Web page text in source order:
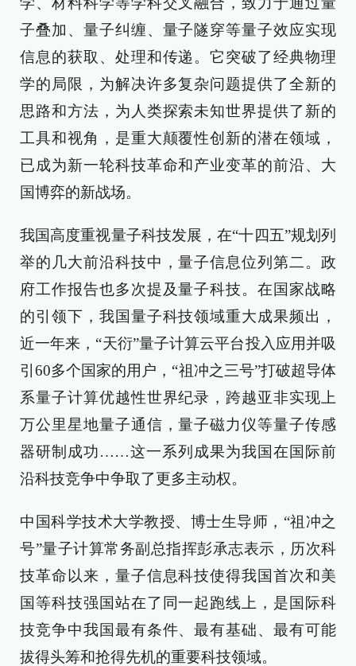
子叠加、量子纠缠、量子隧穿等量子效应实现
信息的获取、处理和传递。它突破了经典物理
学的局限，为解决许多复杂问题提供了全新的
思路和方法，为人类探索未知世界提供了新的
工具和视角，是重大颠覆性创新的潜在领域，
已成为新一轮科技革命和产业变革的前沿、大
国博弈的新战场。
我国高度重视量子科技发展，在“十四五”规划列
举的几大前沿科技中，量子信息位列第二。政
府工作报告也多次提及量子科技。在国家战略
的引领下，我国量子科技领域重大成果频出，
近一年来，“天衍”量子计算云平台投入应用并吸
引60多个国家的用户，“祖冲之三号”打破超导体
系量子计算优越性世界纪录，跨越亚非实现上
万公里星地量子通信，量子磁力仪等量子传感
器研制成功……这一系列成果为我国在国际前
沿科技竞争中争取了更多主动权。
中国科学技术大学教授、博士生导师，“祖冲之
号”量子计算常务副总指挥彭承志表示，历次科
技革命以来，量子信息科技使得我国首次和美
国等科技强国站在了同一起跑线上，是国际科
技竞争中我国最有条件、最有基础、最有可能
拔得头筹和抢得先机的重要科技领域。